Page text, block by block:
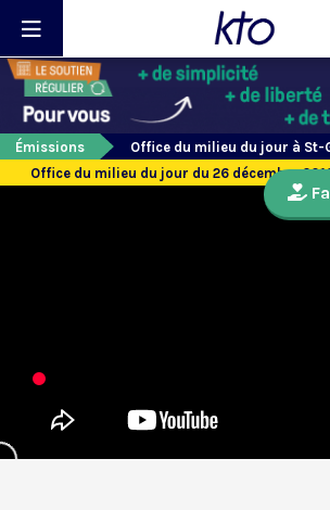
Émissions
Office du milieu du jour à St-
Office du milieu du jour du 26 décembre